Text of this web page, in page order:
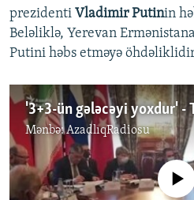
prezidenti Vladimir Putinin
Beləliklə, Yerevan
Putini həbs etməyə
Mənbə:AzadlıqRadiosu
No media source